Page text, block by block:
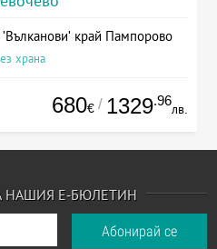
'Вълканови' край Пампорово
храна
680€ / 1329.96
лв.
НАШИЯ Е-БЮЛЕТИН